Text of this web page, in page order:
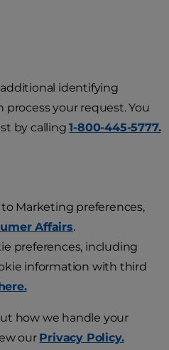
identifying
your request. You
by calling1-800-445-5777.
Marketing preferences,
Affairs.
preferences, including
information with third
how we handle your
our Privacy Policy.